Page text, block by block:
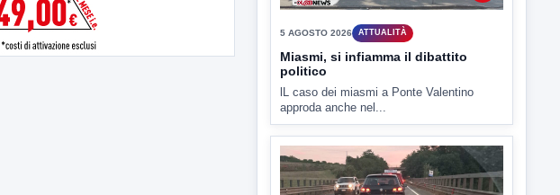
5 AGOSTO 2026 ATTUALITÀ
Lavori sulla Telesina il Comitato